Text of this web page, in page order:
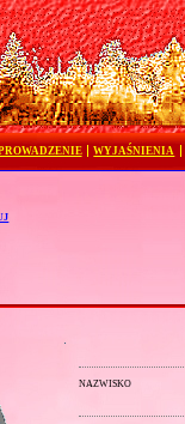
WYJAŚNIENIA
nazwisko